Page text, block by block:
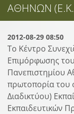
ΑΘΗΝΏΝ
2012-08-29 08:50
Το Κέντρο
Επιμόρφωσης
Πανεπιστημίου
πρωτοπορία του
Διαδικτύου)
Εκπαιδευτικών